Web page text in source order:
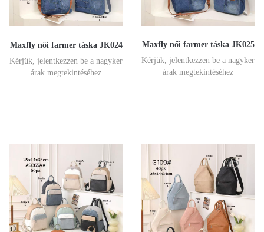
Maxfly női farmer táska JK024
Kérjük, jelentkezzen be a nagyker
árak megtekintéséhez
Maxfly női farmer táska JK025
Kérjük, jelentkezzen be a nagyker
árak megtekintéséhez